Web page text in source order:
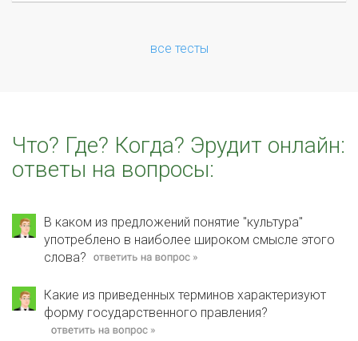
все тесты
Что? Где? Когда? Эрудит онлайн:
ответы на вопросы:
В каком из предложений понятие "культура"
употреблено в наиболее широком смысле этого
слова?
Какие из приведенных терминов характеризуют
форму государственного правления?